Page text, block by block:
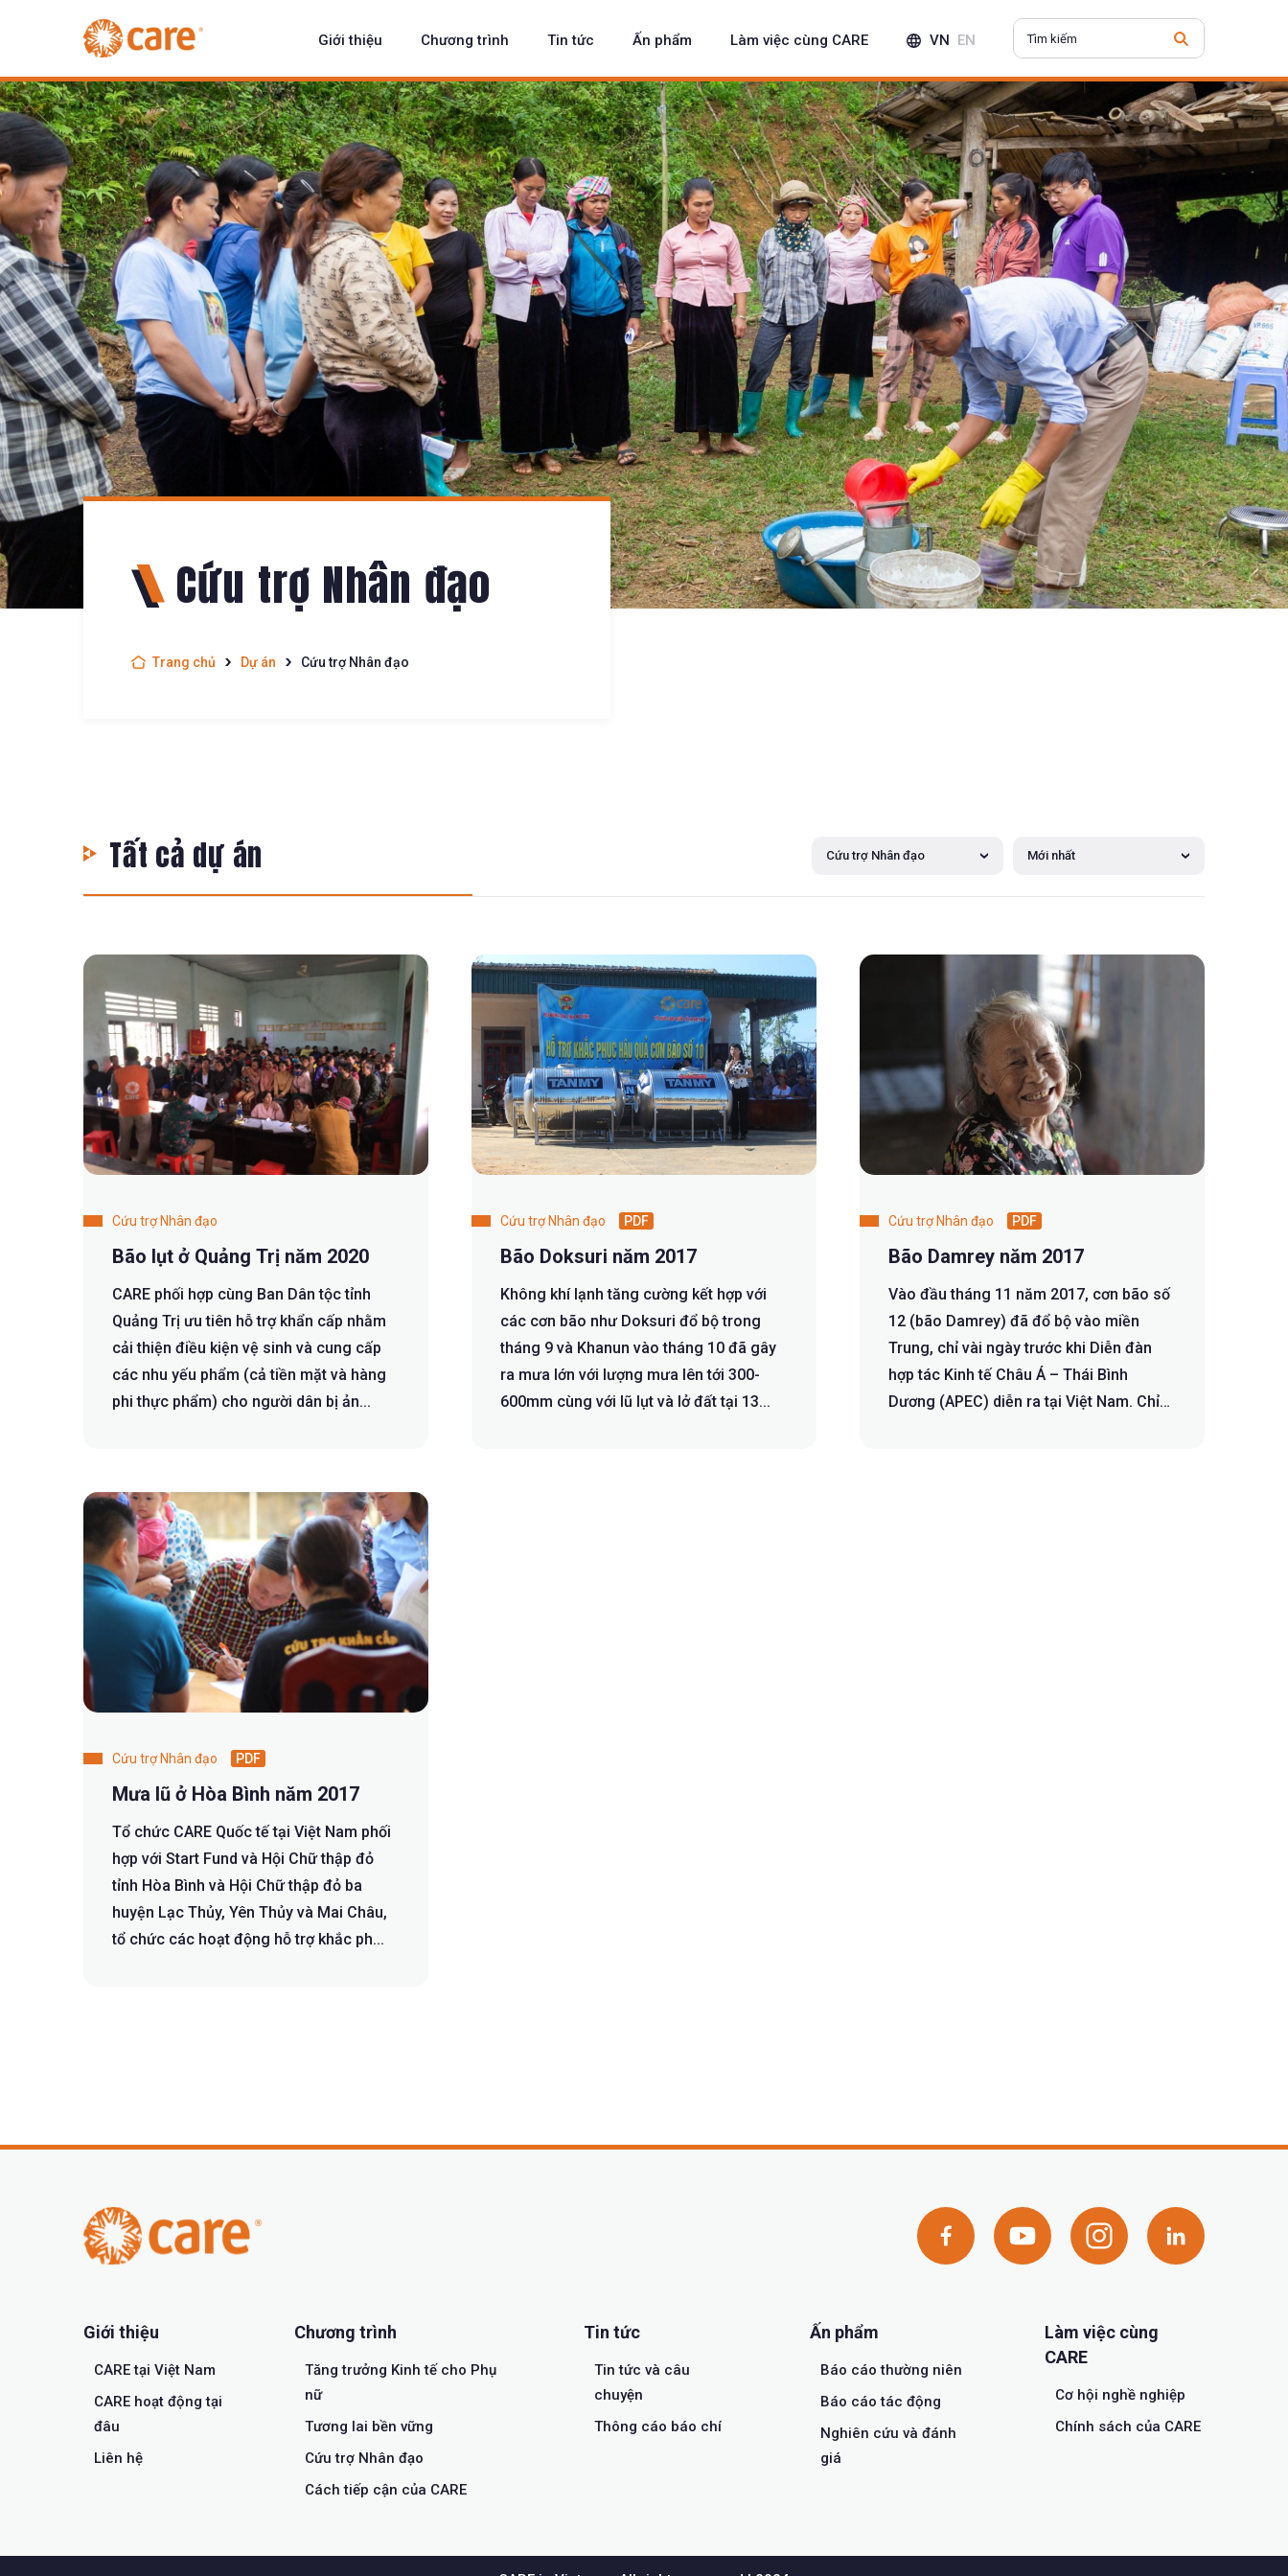
Giới thiệu Chương trình Tin tức Ấn phẩm Làm việc cùng CARE VN EN
Cứu trợ Nhân đạo
Trang chủ Dự án Cứu trợ Nhân đạo
Tất cả dự án Cứu trợ Nhân đạo Mới nhất
Cứu trợ Nhân đạo
Bão lụt ở Quảng Trị năm 2020
CARE phối hợp cùng Ban Dân tộc tỉnh
Quảng Trị ưu tiên hỗ trợ khẩn cấp nhằm
cải thiện điều kiện vệ sinh và cung cấp
các nhu yếu phẩm (cả tiền mặt và hàng
phi thực phẩm) cho người dân bị ản...
Cứu trợ Nhân đạo PDF
Bão Doksuri năm 2017
Không khí lạnh tăng cường kết hợp với
các cơn bão như Doksuri đổ bộ trong
tháng 9 và Khanun vào tháng 10 đã gây
ra mưa lớn với lượng mưa lên tới 300-
600mm cùng với lũ lụt và lở đất tại 13...
Cứu trợ Nhân đạo PDF
Bão Damrey năm 2017
Vào đầu tháng 11 năm 2017, cơn bão số
12 (bão Damrey) đã đổ bộ vào miền
Trung, chỉ vài ngày trước khi Diễn đàn
hợp tác Kinh tế Châu Á – Thái Bình
Dương (APEC) diễn ra tại Việt Nam. Chỉ
Cứu trợ Nhân đạo PDF
Mưa lũ ở Hòa Bình năm 2017
Tổ chức CARE Quốc tế tại Việt Nam phối
hợp với Start Fund và Hội Chữ thập đỏ
tỉnh Hòa Bình và Hội Chữ thập đỏ ba
huyện Lạc Thủy, Yên Thủy và Mai Châu,
tổ chức các hoạt động hỗ trợ khắc ph...
Giới thiệu
CARE tại Việt Nam
CARE hoạt động tại
đâu
Liên hệ
Chương trình
Tăng trưởng Kinh tế cho Phụ
nữ
Tương lai bền vững
Cứu trợ Nhân đạo
Cách tiếp cận của CARE
Tin tức
Tin tức và câu
chuyện
Thông cáo báo chí
Ấn phẩm
Báo cáo thường niên
Báo cáo tác động
Nghiên cứu và đánh
giá
Làm việc cùng
CARE
Cơ hội nghề nghiệp
Chính sách của CARE